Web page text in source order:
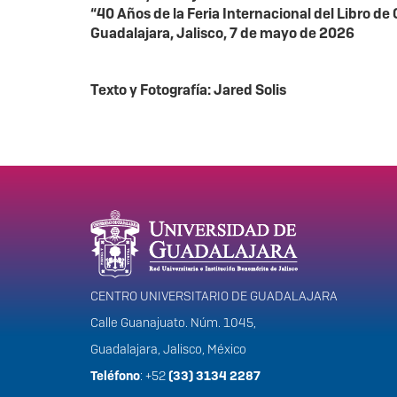
“40 Años de la Feria Internacional del Libro de
Guadalajara, Jalisco, 7 de mayo de 2026
Texto y Fotografía: Jared Solis
Información del portal
CENTRO UNIVERSITARIO DE GUADALAJARA
Calle Guanajuato. Núm. 1045,
Guadalajara, Jalisco, México
Teléfono: +52(33) 3134 2287